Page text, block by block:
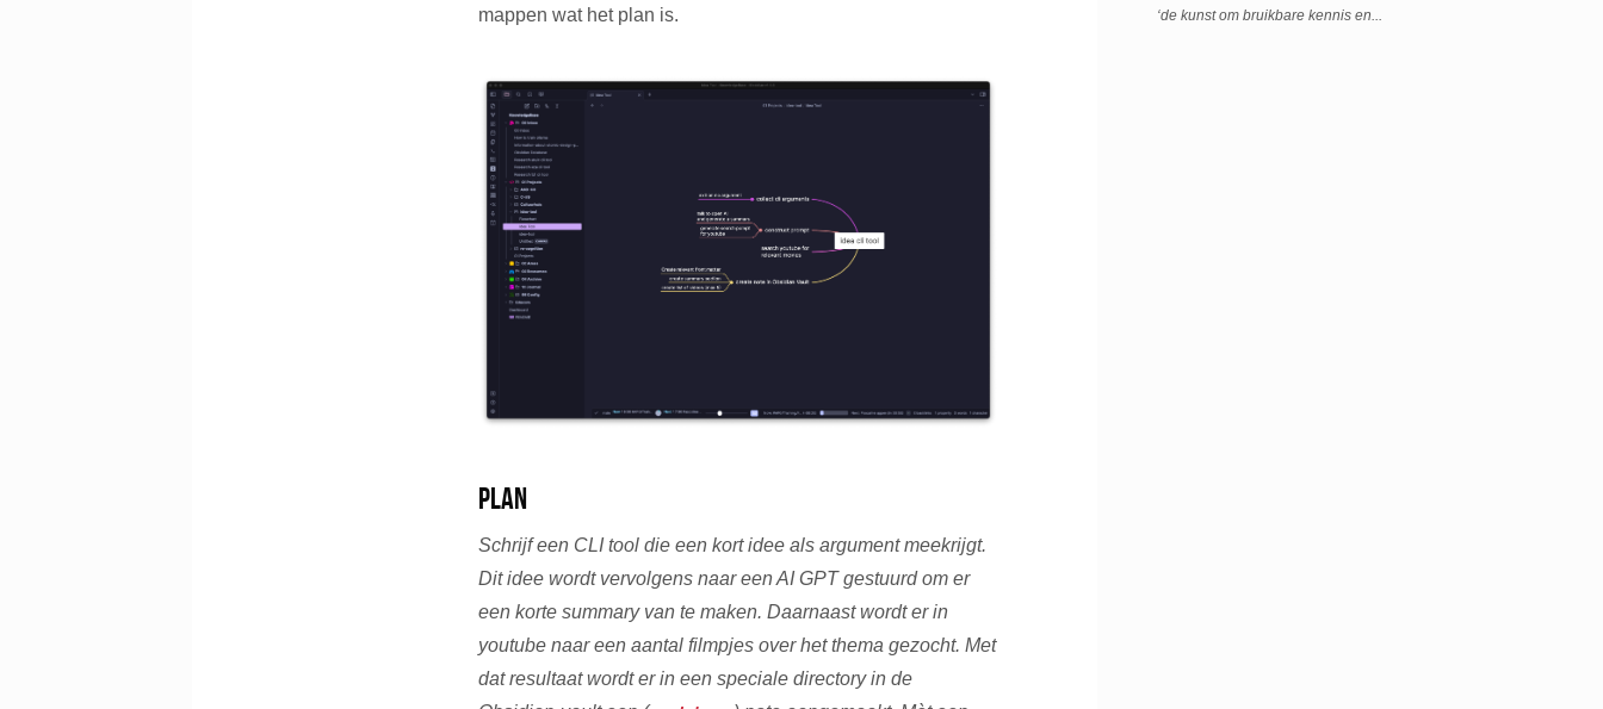
mappen wat het plan is.
Plan
Schrijf een CLI tool die een kort idee als argument meekrijgt.
Dit idee wordt vervolgens naar een AI GPT gestuurd om er
een korte summary van te maken. Daarnaast wordt er in
youtube naar een aantal filmpjes over het thema gezocht. Met
dat resultaat wordt er in een speciale directory in de
‘de kunst om bruikbare kennis en...